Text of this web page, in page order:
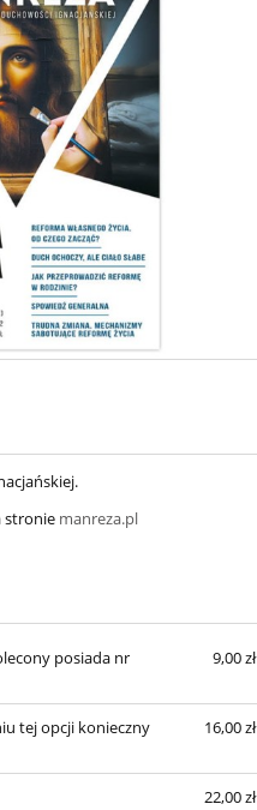
stronie manreza.pl
zawiera ewentualnych kosztów
posiada nr
9,00 zł
tej opcji konieczny
16,00 zł
22,00 zł